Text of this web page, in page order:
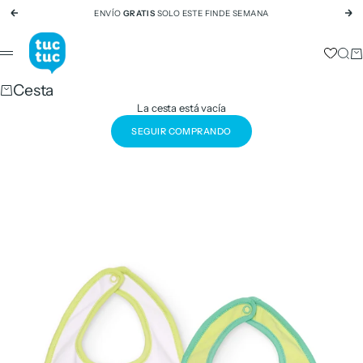
Ir al contenido
Anterior ENVÍO GRATIS SOLO ESTE FINDE SEMANA
tuc tuc
Menú
Cesta
La cesta está vacía
SEGUIR COMPRANDO